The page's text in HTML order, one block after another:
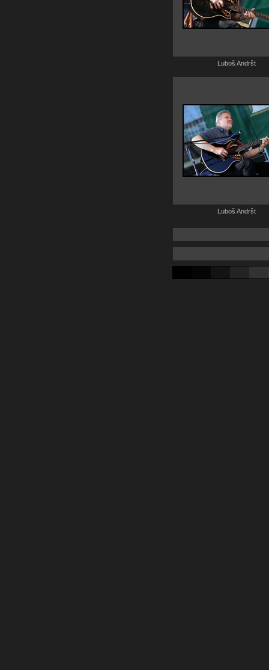
Luboš Andršt
Luboš Andršt